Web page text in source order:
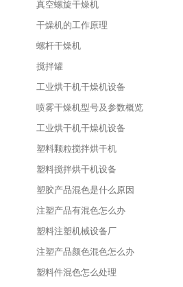
真空螺旋干燥机
干燥机的工作原理
螺杆干燥机
搅拌罐
工业烘干机干燥机设备
喷雾干燥机型号及参数概览
工业烘干机干燥机设备
塑料颗粒搅拌烘干机
塑料搅拌烘干机设备
塑胶产品混色是什么原因
注塑产品有混色怎么办
塑料注塑机械设备厂
注塑产品颜色混色怎么办
塑料件混色怎么处理